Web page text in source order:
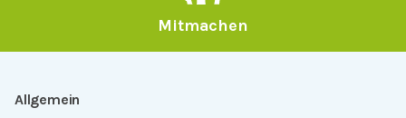
Mitmachen
Allgemein